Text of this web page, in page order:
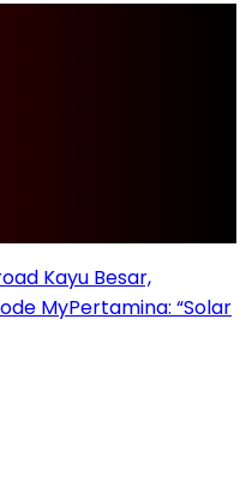
Kayu Besar,
MyPertamina: “Solar